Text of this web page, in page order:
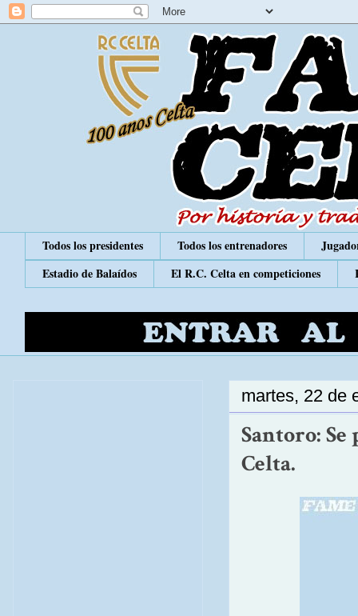
Todos los presidentes Todos los entrenadores
Estadio de Balaídos
El R.C. Celta en competiciones
martes, 22 de
Santoro:
Celta.